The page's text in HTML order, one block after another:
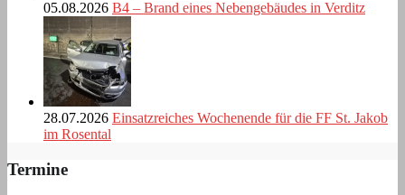
05.08.2026 B4 – Brand eines Nebengebäudes in Verditz
28.07.2026 Einsatzreiches Wochenende für die FF St. Jakob
im Rosental
Termine